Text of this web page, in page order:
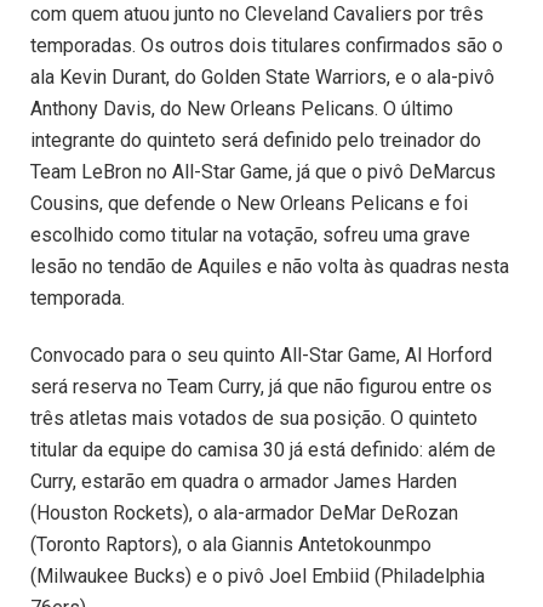
com quem atuou junto no Cleveland Cavaliers por três
temporadas. Os outros dois titulares confirmados são o
ala Kevin Durant, do Golden State Warriors, e o ala-pivô
Anthony Davis, do New Orleans Pelicans. O último
integrante do quinteto será definido pelo treinador do
Team LeBron no All-Star Game, já que o pivô DeMarcus
Cousins, que defende o New Orleans Pelicans e foi
escolhido como titular na votação, sofreu uma grave
lesão no tendão de Aquiles e não volta às quadras nesta
temporada.
Convocado para o seu quinto All-Star Game, Al Horford
será reserva no Team Curry, já que não figurou entre os
três atletas mais votados de sua posição. O quinteto
titular da equipe do camisa 30 já está definido: além de
Curry, estarão em quadra o armador James Harden
(Houston Rockets), o ala-armador DeMar DeRozan
(Toronto Raptors), o ala Giannis Antetokounmpo
(Milwaukee Bucks) e o pivô Joel Embiid (Philadelphia